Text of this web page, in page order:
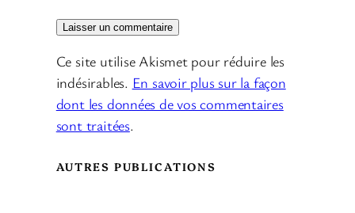
Ce site utilise Akismet pour réduire les
indésirables. En savoir plus sur la façon
dont les données de vos commentaires
sont traitées.
AUTRES PUBLICATIONS